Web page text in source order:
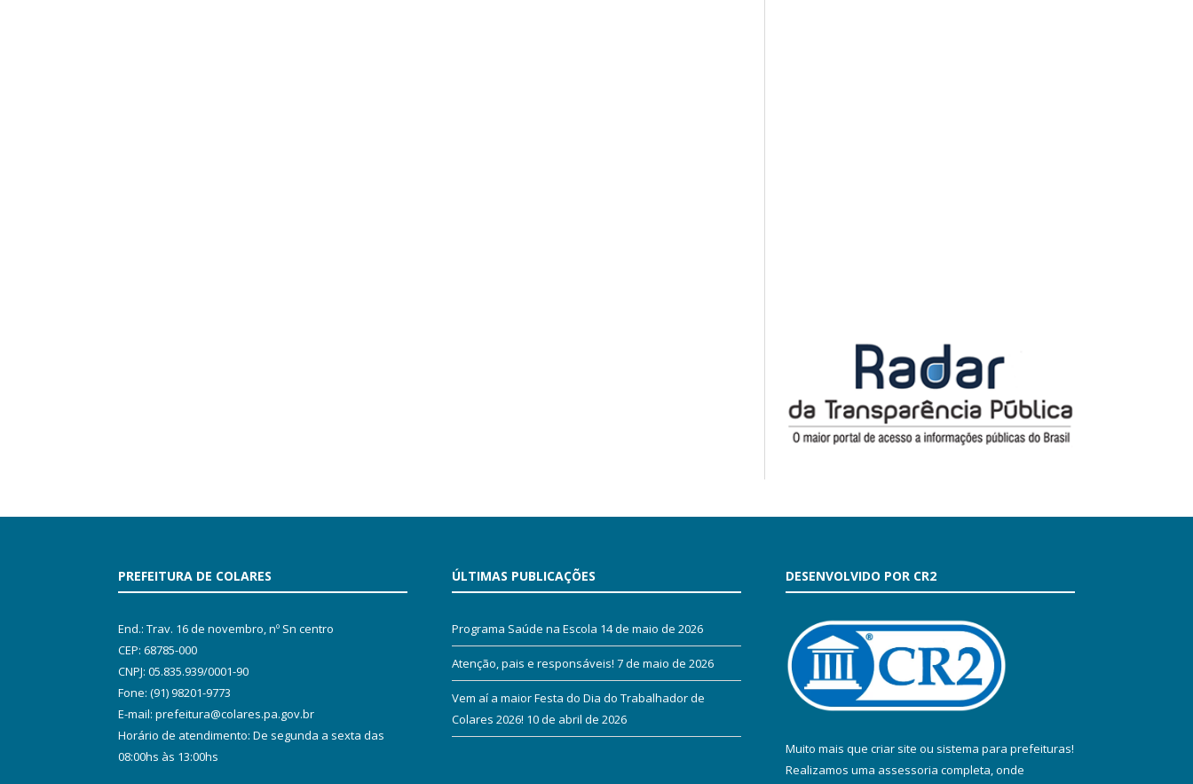
PREFEITURA DE COLARES
End.: Trav. 16 de novembro, nº Sn centro
CEP: 68785-000
CNPJ: 05.835.939/0001-90
Fone: (91) 98201-9773
E-mail: prefeitura@colares.pa.gov.br
Horário de atendimento: De segunda a sexta das
08:00hs às 13:00hs
ÚLTIMAS PUBLICAÇÕES
Programa Saúde na Escola 14 de maio de 2026
Atenção, pais e responsáveis! 7 de maio de 2026
Vem aí a maior Festa do Dia do Trabalhador de
Colares 2026! 10 de abril de 2026
DESENVOLVIDO POR CR2
Muito mais que criar site ou sistema para prefeituras!
Realizamos uma assessoria completa, onde